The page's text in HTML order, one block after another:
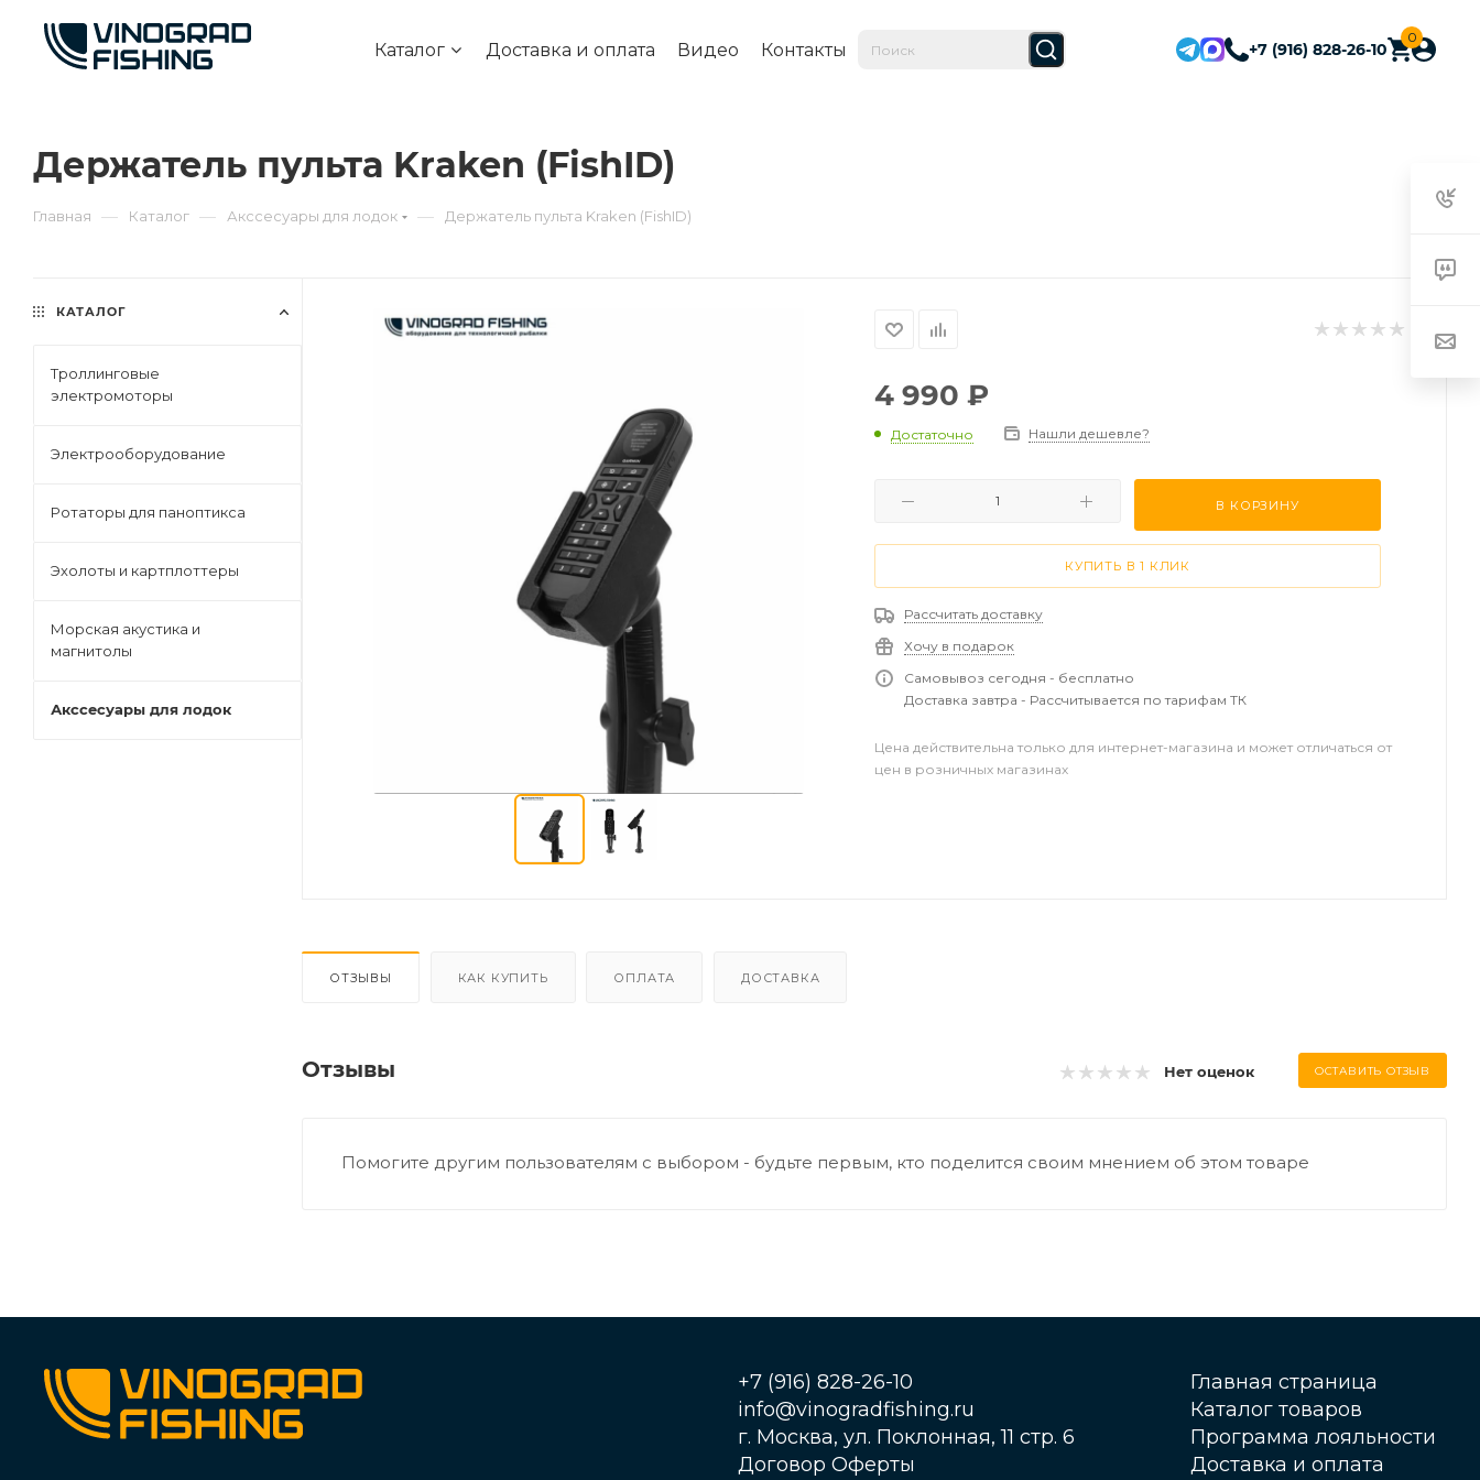
Каталог Доставка и оплата Видео Контакты +7 (916) 828-26-10
0
Держатель пульта Kraken (FishID)
Главная — Каталог — Акссесуары для лодок — Держатель пульта Kraken (FishID)
4 990 ₽
Достаточно Нашли дешевле?
В КОРЗИНУ
КУПИТЬ В 1 КЛИК
Рассчитать доставку
Хочу в подарок
Самовывоз сегодня - бесплатно
Доставка завтра - Рассчитывается по тарифам ТК
Цена действительна только для интернет-магазина и может отличаться от
цен в розничных магазинах
ОТЗЫВЫ КАК КУПИТЬ ОПЛАТА ДОСТАВКА
Отзывы Нет оценок ОСТАВИТЬ ОТЗЫВ
Помогите другим пользователям с выбором - будьте первым, кто поделится своим мнением об этом товаре
КАТАЛОГ
Троллинговые
электромоторы
Электрооборудование
Ротаторы для паноптикса
Эхолоты и картплоттеры
Морская акустика и
магнитолы
Акссесуары для лодок
+7 (916) 828-26-10
info@vinogradfishing.ru
г. Москва, ул. Поклонная, 11 стр. 6
Договор Оферты
Главная страница
Каталог товаров
Программа лояльности
Доставка и оплата